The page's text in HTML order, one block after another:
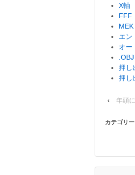
X軸
FFF
MEK
エン
オー
.OBJ
押し
押し
‹ 年頭
カテゴリ